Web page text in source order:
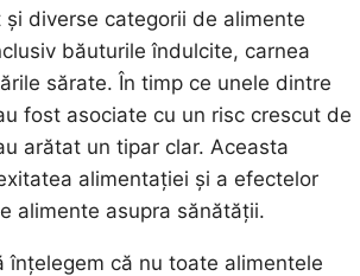
diverse categorii de alimente
băuturile îndulcite, carnea
sărate. În timp ce unele dintre
fost asociate cu un risc crescut de
arătat un tipar clar. Aceasta
alimentației și a efectelor
alimente asupra sănătății.
înțelegem că nu toate alimentele